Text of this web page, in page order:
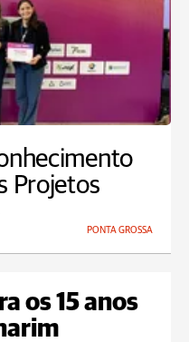
Projetos
PONTA GROSSA
os 15 anos